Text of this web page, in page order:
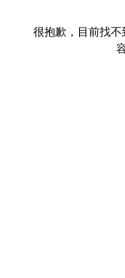
很抱歉，目前找